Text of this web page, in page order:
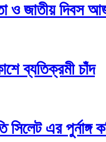
ও জাতীয় দিবস
ব্যতিক্রমী চাঁদ
সিলেট এর পুর্নাঙ্গ